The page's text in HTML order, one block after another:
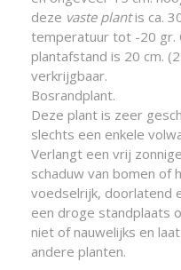
deze vaste plantis ca.
temperatuur tot -20 gr.
plantafstand is 20 cm.
verkrijgbaar.
Bosrandplant.
Deze plant is zeer
slechts een enkele
Verlangt een vrij
schaduw van bomen of
voedselrijk, doorlatend
een droge standplaats
niet of nauwelijks en
andere planten.